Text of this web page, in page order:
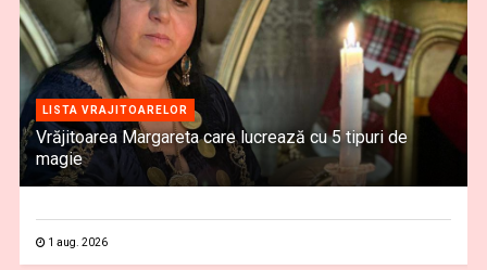
LISTA VRAJITOARELOR
Vrăjitoarea Margareta care lucrează cu 5 tipuri de
magie
1 aug. 2026